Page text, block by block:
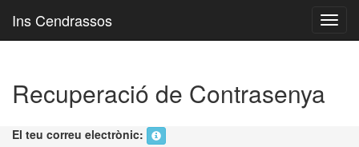
Ins Cendrassos
Recuperació de Contrasenya
El teu correu electrònic: